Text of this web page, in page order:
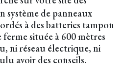
système de panneaux
à des batteries tampon
située à 600 mètres
ni réseau électrique, ni
avoir des conseils.